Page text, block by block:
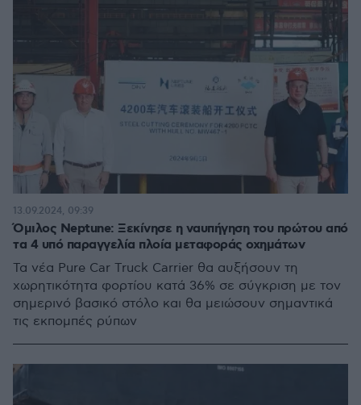
Όμιλος Neptune: Ξεκίνησε η ναυπήγηση του πρώτου από
τα 4 υπό παραγγελία πλοία μεταφοράς οχημάτων
Τα νέα Pure Car Truck Carrier θα αυξήσουν τη
χωρητικότητα φορτίου κατά 36% σε σύγκριση με τον
σημερινό βασικό στόλο και θα μειώσουν σημαντικά
τις εκπομπές ρύπων
13.09.2024, 09:39